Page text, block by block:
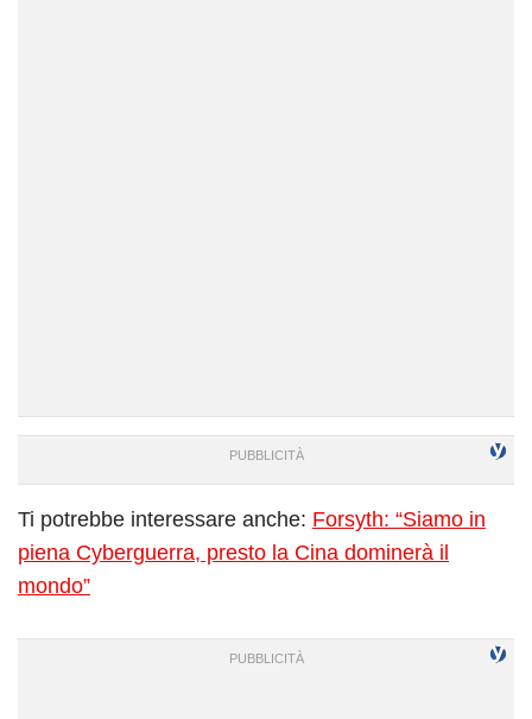
Ti potrebbe interessare anche: Forsyth: “Siamo in
piena Cyberguerra, presto la Cina dominerà il
mondo”